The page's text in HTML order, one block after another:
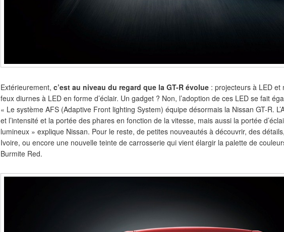
Extérieurement, c’est au niveau du regard que la GT-R évolue : projecteurs à LED
feux diurnes à LED en forme d’éclair. Un gadget ? Non, l’adoption de ces LED se fait
« Le système AFS (Adaptive Front lighting System) équipe désormais la Nissan GT-R.
et l’intensité et la portée des phares en fonction de la vitesse, mais aussi la portée
lumineux » explique Nissan. Pour le reste, de petites nouveautés à découvrir, des
Ivoire, ou encore une nouvelle teinte de carrosserie qui vient élargir la palette de
Burmite Red.